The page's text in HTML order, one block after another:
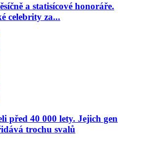
a statisícové honoráře.
celebrity za...
před 40 000 lety. Jejich gen
trochu svalů